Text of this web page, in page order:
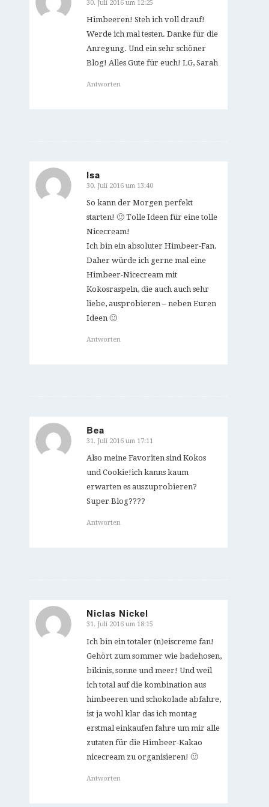
sagte:
30. Juli 2016 um 12:25
Himbeeren! Steh ich voll drauf!
Werde ich mal testen. Danke für die
Anregung. Und ein sehr schöner
Blog! Alles Gute für euch! LG, Sarah
Antworten
Isa
sagte:
30. Juli 2016 um 13:40
So kann der Morgen perfekt
starten! 🙂 Tolle Ideen für eine tolle
Nicecream!
Ich bin ein absoluter Himbeer-Fan.
Daher würde ich gerne mal eine
Himbeer-Nicecream mit
Kokosraspeln, die auch auch sehr
liebe, ausprobieren – neben Euren
Ideen 🙂
Antworten
Bea
sagte:
31. Juli 2016 um 17:11
Also meine Favoriten sind Kokos
und Cookie!ich kanns kaum
erwarten es auszuprobieren?
Super Blog????
Antworten
Niclas Nickel
sagte:
31. Juli 2016 um 18:15
Ich bin ein totaler (n)eiscreme fan!
Gehört zum sommer wie badehosen,
bikinis, sonne und meer! Und weil
ich total auf die kombination aus
himbeeren und schokolade abfahre,
ist ja wohl klar das ich montag
erstmal einkaufen fahre um mir alle
zutaten für die Himbeer-Kakao
nicecream zu organisieren! 🙂
Antworten